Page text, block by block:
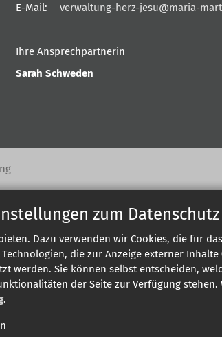
zum Datenschutz
Dazu verwenden wir Cookies, die für
die zur Anzeige externer
werden. Sie können selbst entscheiden,
der Seite zur Verfügung
.
E-Mail:
verwaltung-herz-jesu@maria-
Ihre Ansprechpartnerin
Sarah Schweden